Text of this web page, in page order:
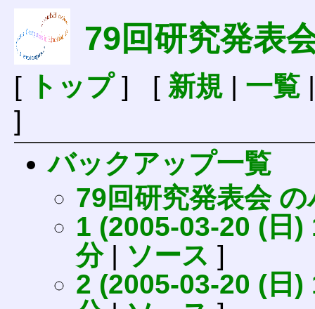
79回研究発表
[ トップ] [ 新規| 一覧
]
バックアップ一覧
79回研究発表会
1 (2005-03-20 (日)
分| ソース ]
2 (2005-03-20 (日)